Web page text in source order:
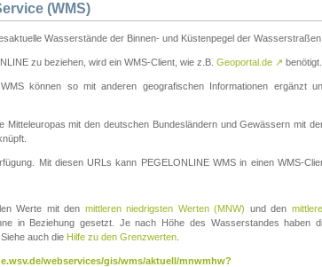
(WMS)
Wasserstände der Binnen- und Küstenpegel der
zu beziehen, wird ein WMS-Client, wie z.B. Geoportal.de ↗ benötigt.
können so mit anderen geografischen Informationen ergänzt
Mitteleuropas mit den deutschen Bundesländern und Gewässern mit
Mit diesen URLs kann PEGELONLINE WMS in einen WMS-
Werte mit den mittleren niedrigsten Werten (MNW) und den
in Beziehung gesetzt. Je nach Höhe des Wasserstandes haben
auch die Hilfe zu den Grenzwerten
webservices/gis/wms/aktuell/mnwmhw?